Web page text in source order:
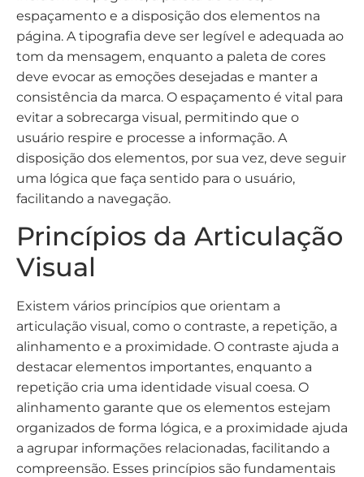
espaçamento e a disposição dos elementos na
página. A tipografia deve ser legível e adequada ao
tom da mensagem, enquanto a paleta de cores
deve evocar as emoções desejadas e manter a
consistência da marca. O espaçamento é vital para
evitar a sobrecarga visual, permitindo que o
usuário respire e processe a informação. A
disposição dos elementos, por sua vez, deve seguir
uma lógica que faça sentido para o usuário,
facilitando a navegação.
Princípios da Articulação
Visual
Existem vários princípios que orientam a
articulação visual, como o contraste, a repetição, a
alinhamento e a proximidade. O contraste ajuda a
destacar elementos importantes, enquanto a
repetição cria uma identidade visual coesa. O
alinhamento garante que os elementos estejam
organizados de forma lógica, e a proximidade ajuda
a agrupar informações relacionadas, facilitando a
compreensão. Esses princípios são fundamentais